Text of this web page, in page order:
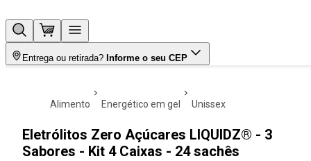
Entrega ou retirada? Informe o seu CEP
alimento energético em gel unissex
Eletrólitos Zero Açúcares LIQUIDZ® - 3
Sabores - Kit 4 Caixas - 24 sachês